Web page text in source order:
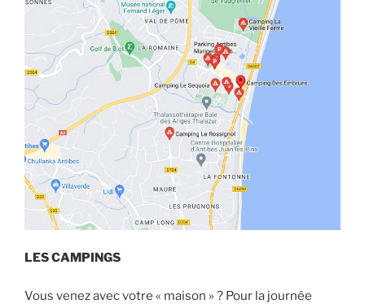
LES CAMPINGS
Vous venez avec votre « maison » ? Pour la journée